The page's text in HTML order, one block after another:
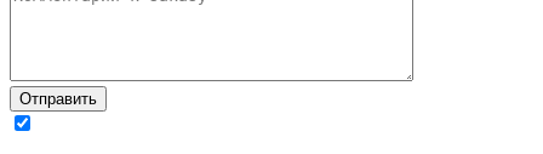
Отправить